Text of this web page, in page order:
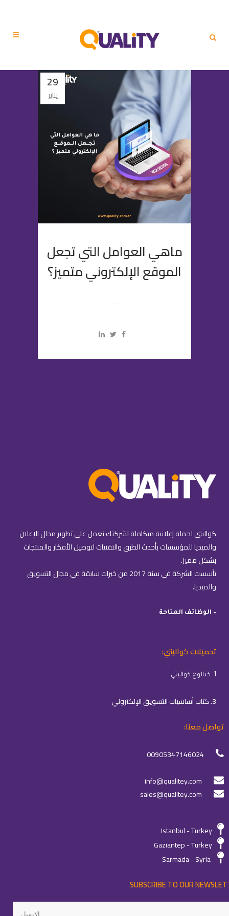
29
يناير
ماهي العوامل التي تجعل
الموقع الإلكتروني متميز؟
...
كواليتي لحملة إعلانية متكاملة لشركتك نعمل على تطوير مجال الإعلان
والميديا للمؤسسات بأحدث الطرق والتقنيات لتوصيل الأفكار والمنتجات
بشكل مميز.
تأسست الشركة في سنة 2017 من خبرات سابقة في مجال التسويق
والميديا.
– الوظائف المتاحة
تحميلات كواليتي:
1. كتالوج كواليتي
3. كتاب أساسيات التسويق الإلكتروني
تواصل معنا:
00905347146024
info@qualitey.com
sales@qualitey.com
Istanbul - Turkey
Gaziantep - Turkey
Sarmada - Syria
SUBSCRIBE TO OUR